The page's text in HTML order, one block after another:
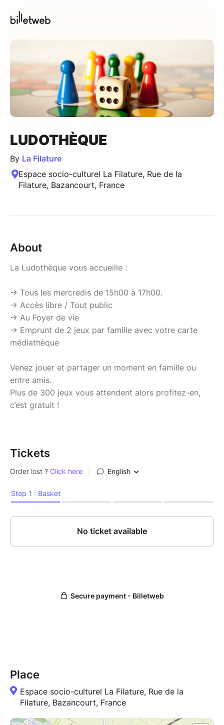
LUDOTHÈQUE
By La Filature
Espace socio-culturel La Filature, Rue de la
Filature, Bazancourt, France
About
La Ludothèque vous accueille :
-> Tous les mercredis de 15h00 à 17h00.
-> Accès libre / Tout public
-> Au Foyer de vie
-> Emprunt de 2 jeux par famille avec votre carte
médiathèque
Venez jouer et partager un moment en famille ou
entre amis.
Plus de 300 jeux vous attendent alors profitez-en,
c’est gratuit !
Tickets
Place
Espace socio-culturel La Filature, Rue de la
Filature, Bazancourt, France